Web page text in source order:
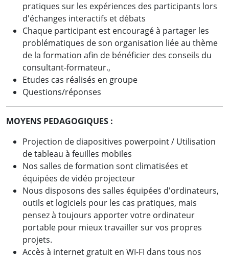
pratiques sur les expériences des participants lors
d'échanges interactifs et débats
Chaque participant est encouragé à partager les
problématiques de son organisation liée au thème
de la formation afin de bénéficier des conseils du
consultant-formateur.,
Etudes cas réalisés en groupe
Questions/réponses
MOYENS PEDAGOGIQUES :
Projection de diapositives powerpoint / Utilisation
de tableau à feuilles mobiles
Nos salles de formation sont climatisées et
équipées de vidéo projecteur
Nous disposons des salles équipées d'ordinateurs,
outils et logiciels pour les cas pratiques, mais
pensez à toujours apporter votre ordinateur
portable pour mieux travailler sur vos propres
projets.
Accès à internet gratuit en WI-FI dans tous nos